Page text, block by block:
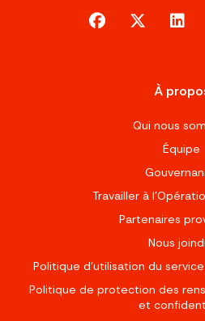
facebookx-twitter
À
Qui nous
Équipe
Travailler à
Partenaires
Nous
Politique d'utilisation du
Politique de protection des
et